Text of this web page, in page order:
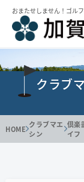
おまたせしません！ゴル
クラブ
HOME クラブマエ
シン
倶楽
イフ